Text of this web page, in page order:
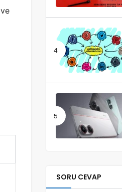
SORU CEVAP